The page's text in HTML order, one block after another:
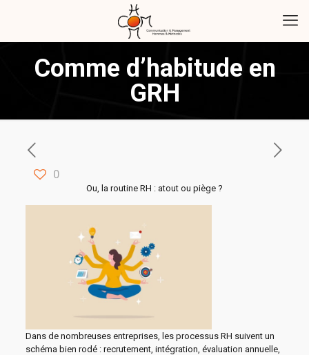
Comme d’habitude en
GRH
0
Ou, la routine RH : atout ou piège ?
Dans de nombreuses entreprises, les processus RH suivent un
schéma bien rodé : recrutement, intégration, évaluation annuelle,